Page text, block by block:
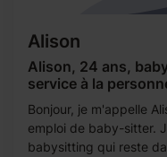
Alison
Alison, 24 ans,
service à la
Bonjour, je m'appelle
emploi de baby-sitter.
babysitting qui reste